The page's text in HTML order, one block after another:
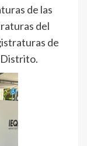
de las
del
de
Distrito.